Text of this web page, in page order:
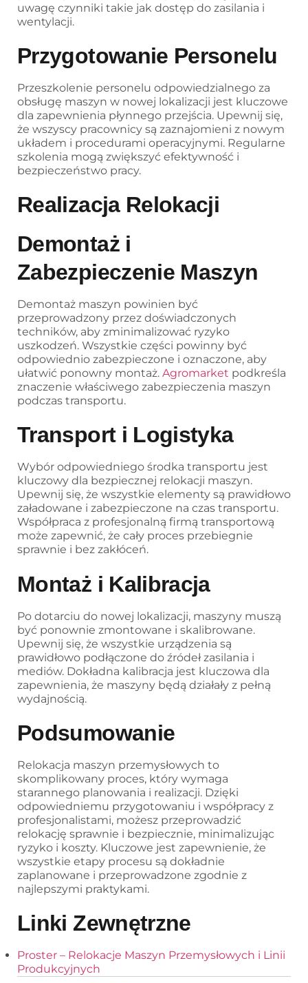
uwagę czynniki takie jak dostęp do zasilania i
wentylacji.
Przygotowanie Personelu
Przeszkolenie personelu odpowiedzialnego za
obsługę maszyn w nowej lokalizacji jest kluczowe
dla zapewnienia płynnego przejścia. Upewnij się,
że wszyscy pracownicy są zaznajomieni z nowym
układem i procedurami operacyjnymi. Regularne
szkolenia mogą zwiększyć efektywność i
bezpieczeństwo pracy.
Realizacja Relokacji
Demontaż i
Zabezpieczenie Maszyn
Demontaż maszyn powinien być
przeprowadzony przez doświadczonych
techników, aby zminimalizować ryzyko
uszkodzeń. Wszystkie części powinny być
odpowiednio zabezpieczone i oznaczone, aby
ułatwić ponowny montaż. Agromarket podkreśla
znaczenie właściwego zabezpieczenia maszyn
podczas transportu.
Transport i Logistyka
Wybór odpowiedniego środka transportu jest
kluczowy dla bezpiecznej relokacji maszyn.
Upewnij się, że wszystkie elementy są prawidłowo
załadowane i zabezpieczone na czas transportu.
Współpraca z profesjonalną firmą transportową
może zapewnić, że cały proces przebiegnie
sprawnie i bez zakłóceń.
Montaż i Kalibracja
Po dotarciu do nowej lokalizacji, maszyny muszą
być ponownie zmontowane i skalibrowane.
Upewnij się, że wszystkie urządzenia są
prawidłowo podłączone do źródeł zasilania i
mediów. Dokładna kalibracja jest kluczowa dla
zapewnienia, że maszyny będą działały z pełną
wydajnością.
Podsumowanie
Relokacja maszyn przemysłowych to
skomplikowany proces, który wymaga
starannego planowania i realizacji. Dzięki
odpowiedniemu przygotowaniu i współpracy z
profesjonalistami, możesz przeprowadzić
relokację sprawnie i bezpiecznie, minimalizując
ryzyko i koszty. Kluczowe jest zapewnienie, że
wszystkie etapy procesu są dokładnie
zaplanowane i przeprowadzone zgodnie z
najlepszymi praktykami.
Linki Zewnętrzne
Proster – Relokacje Maszyn Przemysłowych i Linii
Produkcyjnych